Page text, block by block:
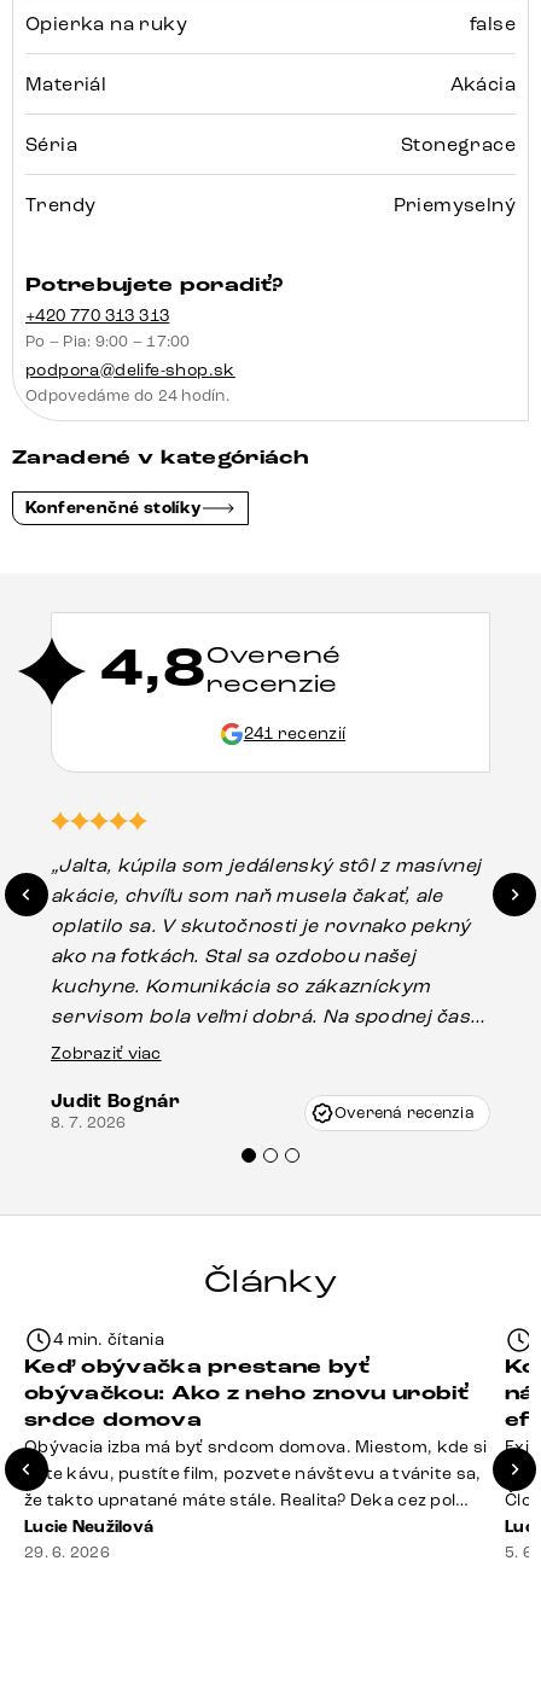
Opierka na ruky false
Materiál Akácia
Séria Stonegrace
Trendy Priemyselný
Potrebujete poradiť?
+420 770 313 313
Po – Pia: 9:00 – 17:00
podpora@delife-shop.sk
Odpovedáme do 24 hodín.
Zaradené v kategóriách
Konferenčné stolíky
4,8Overené
recenzie
241 recenzií
„Jalta, kúpila som jedálenský stôl z masívnej
akácie, chvíľu som naň musela čakať, ale
oplatilo sa. V skutočnosti je rovnako pekný
ako na fotkách. Stal sa ozdobou našej
kuchyne. Komunikácia so zákazníckym
servisom bola veľmi dobrá. Na spodnej časti
stola bolo malé poškodenie, pravdepodobne
Vincze pri riešení mojej záležitosti pristúpili
veľmi korektne. Odporúčam produkty Delife
Zobraziť viac
Judit Bognár
8. 7. 2026 Overená recenzia
Články
4 min. čítania
Keď obývačka prestane byť
obývačkou: Ako z neho znovu urobiť
srdce domova
Obývacia izba má byť srdcom domova. Miestom, kde si
dáte kávu, pustíte film, pozvete návštevu a tvárite sa,
že takto upratané máte stále. Realita? Deka cez pol
sedačky, ovládač záhadne zmizol, konferenčný stolík
slúži ako odkladisko všetkého od účteniek po balzam
Lucie Neužilová
29. 6. 2026
si
5.